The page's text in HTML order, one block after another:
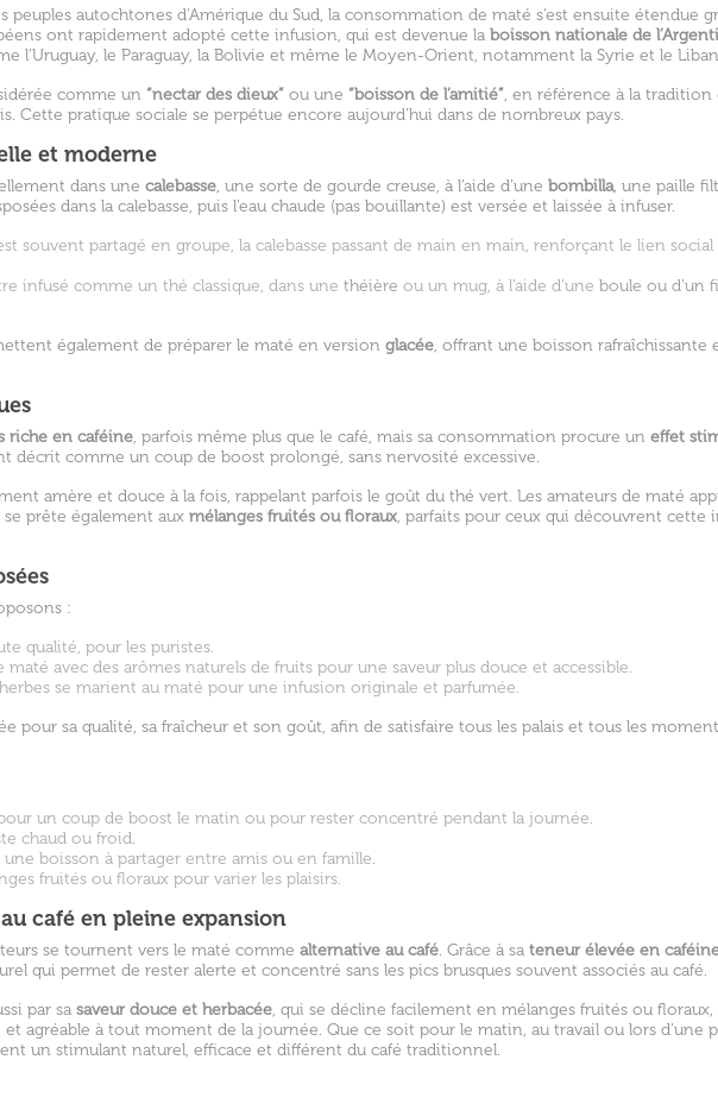
autochtones d’Amérique du Sud, la consommation de maté s’est ensuite étendue
ont rapidement adopté cette infusion, qui est devenue la boisson nationale de
l’Uruguay, le Paraguay, la Bolivie et même le Moyen-Orient, notamment la Syrie et le
comme un “nectar des dieux” ou une “boisson de l’amitié”, en référence à la tradition
Cette pratique sociale se perpétue encore aujourd’hui dans de nombreux pays.
et moderne
dans une calebasse, une sorte de gourde creuse, à l’aide d’une bombilla, une paille
dans la calebasse, puis l’eau chaude (pas bouillante) est versée et laissée à infuser.
souvent partagé en groupe, la calebasse passant de main en main, renforçant le lien social
infusé comme un thé classique, dans une théière ou un mug, à l’aide d’une boule ou d’un
également de préparer le maté en version glacée, offrant une boisson rafraîchissante
riche en caféine, parfois même plus que le café, mais sa consommation procure un effet
décrit comme un coup de boost prolongé, sans nervosité excessive.
amère et douce à la fois, rappelant parfois le goût du thé vert. Les amateurs de maté
se prête également aux mélanges fruités ou floraux, parfaits pour ceux qui découvrent cette
:
qualité, pour les puristes.
maté avec des arômes naturels de fruits pour une saveur plus douce et accessible.
se marient au maté pour une infusion originale et parfumée.
pour sa qualité, sa fraîcheur et son goût, afin de satisfaire tous les palais et tous les
un coup de boost le matin ou pour rester concentré pendant la journée.
chaud ou froid.
boisson à partager entre amis ou en famille.
fruités ou floraux pour varier les plaisirs.
café en pleine expansion
se tournent vers le maté comme alternative au café. Grâce à sa teneur élevée en
qui permet de rester alerte et concentré sans les pics brusques souvent associés au café.
par sa saveur douce et herbacée, qui se décline facilement en mélanges fruités ou
agréable à tout moment de la journée. Que ce soit pour le matin, au travail ou lors d’une
un stimulant naturel, efficace et différent du café traditionnel.